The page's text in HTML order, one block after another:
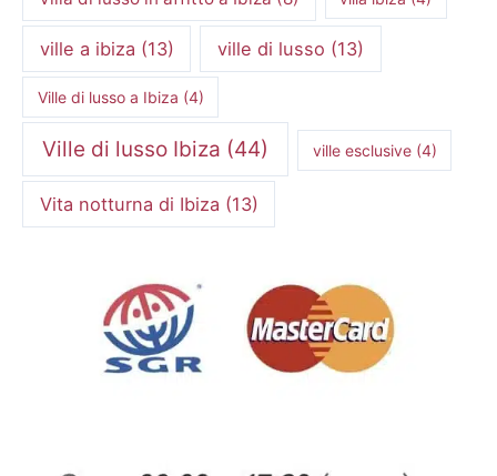
ville a ibiza (13) ville di lusso (13)
Ville di lusso a Ibiza (4)
Ville di lusso Ibiza (44) ville esclusive(4)
Vita notturna di Ibiza (13)